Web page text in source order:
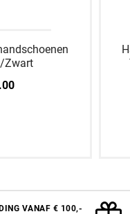
Zwart
VANAF € 100,-